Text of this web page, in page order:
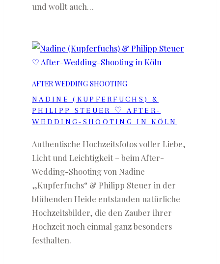
und wollt auch…
AFTER WEDDING SHOOTING
NADINE (KUPFERFUCHS) &
PHILIPP STEUER ♡ AFTER-
WEDDING-SHOOTING IN KÖLN
Authentische Hochzeitsfotos voller Liebe,
Licht und Leichtigkeit – beim After-
Wedding-Shooting von Nadine
„Kupferfuchs“ & Philipp Steuer in der
blühenden Heide entstanden natürliche
Hochzeitsbilder, die den Zauber ihrer
Hochzeit noch einmal ganz besonders
festhalten.